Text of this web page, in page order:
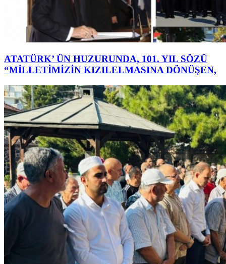
ATATÜRK’ ÜN HUZURUNDA, 101. YIL SÖZÜ
“MİLLETİMİZİN KIZILELMASINA DÖNÜŞEN,